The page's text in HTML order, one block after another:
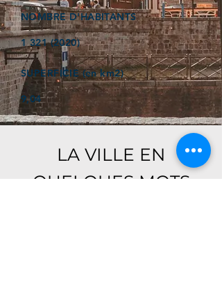
NOMBRE D'HABITANTS
1 321 (2020)
SUPERFICIE (en km2)
9,04
LA VILLE EN
QUELQUES MOTS